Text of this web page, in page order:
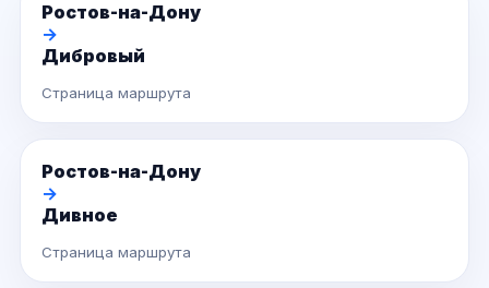
Ростов-на-Дону
→
Дибровый
Страница маршрута
Ростов-на-Дону
→
Дивное
Страница маршрута